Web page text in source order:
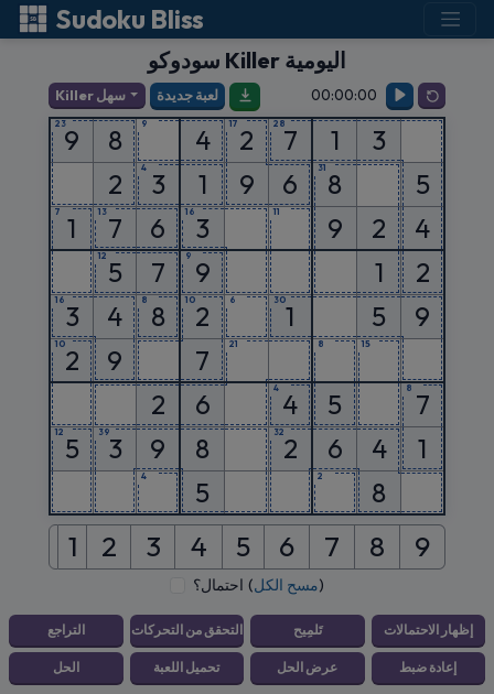
Sudoku Bliss
سودوكو Killer اليومية
Killer سهل لعبة جديدة 00:00:00
23
9 8
9
4
17
2
28
7 1
3
2
4
3 1 9 6
31
8 5
7 1 13 7 6 16 3 11 9 2 4
12
5 7
9
9 1 2
16
3 4
8
8
10
2
6 30
1 5 9
102 9 7 21 8 15
2 6
4
4 5
8
7
12
5
39
3 9 8
32
2 6 4 1
4 5 2 8
1 2 3 4 5 6 7 8 9
احتمال؟ (مسح الكل)